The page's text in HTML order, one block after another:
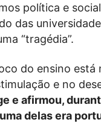
política e
das
“tragédia”.
do ensino está
e no
e afirmou,
delas era